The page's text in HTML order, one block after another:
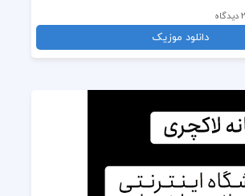
2 دیدگاه
دانلود موزیک